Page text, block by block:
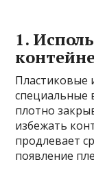
1.
Пластиковые
специальные
плотно
избежать
продлевает
появление